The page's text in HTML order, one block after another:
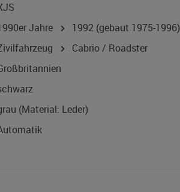
Jahre 1992 (gebaut 1975-1996)
Cabrio / Roadster
(Material: Leder)